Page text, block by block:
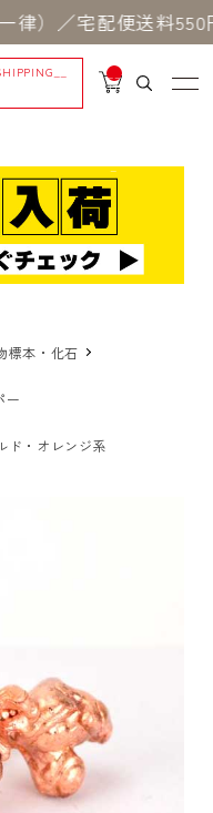
／宅配便送料550円
__
IT
_
標本・化石
ー
ド・オレンジ系